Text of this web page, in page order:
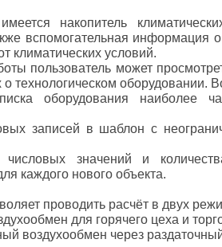
накопитель
вспомогательная информация
климатических условий.
пользователь может
технологическом оборудовании.
оборудования наиболее
записей в шаблон с
числовых значений и
каждого нового объекта.
проводить расчёт в двух
для горячего цеха и
воздухообмен через